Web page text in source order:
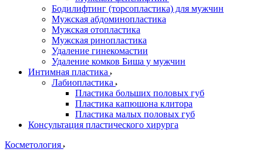
Бодилифтинг (торсопластика) для мужчин
Мужская абдоминопластика
Мужская отопластика
Мужская ринопластика
Удаление гинекомастии
Удаление комков Биша у мужчин
Интимная пластика
Лабиопластика
Пластика больших половых губ
Пластика капюшона клитора
Пластика малых половых губ
Консультация пластического хирурга
Косметология